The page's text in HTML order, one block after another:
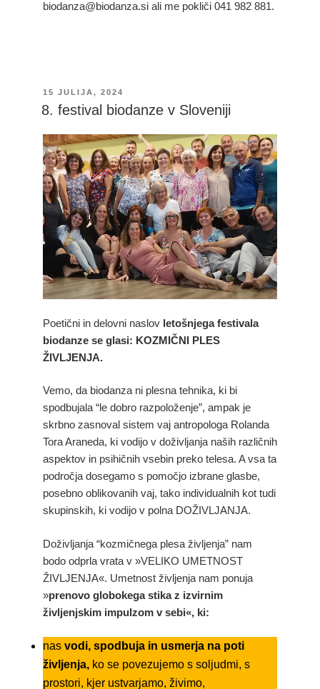
biodanza@biodanza.si ali me pokliči 041 982 881.
OBJAVLJENO
DNE
15 JULIJA, 2024
8. festival biodanze v Sloveniji
Poetični in delovni naslov letošnjega festivala
biodanze se glasi: KOZMIČNI PLES
ŽIVLJENJA.
Vemo, da biodanza ni plesna tehnika, ki bi
spodbujala “le dobro razpoloženje”, ampak je
skrbno zasnoval sistem vaj antropologa Rolanda
Tora Araneda, ki vodijo v doživljanja naših različnih
aspektov in psihičnih vsebin preko telesa. A vsa ta
področja dosegamo s pomočjo izbrane glasbe,
posebno oblikovanih vaj, tako individualnih kot tudi
skupinskih, ki vodijo v polna DOŽIVLJANJA.
Doživljanja “kozmičnega plesa življenja” nam
bodo odprla vrata v »VELIKO UMETNOST
ŽIVLJENJA«. Umetnost življenja nam ponuja
»prenovo globokega stika z izvirnim
življenjskim impulzom v sebi«, ki:
nas vodi, spodbuja in usmerja na poti
življenja, ko se povezujemo s soljudmi, s
prostori, kjer ustvarjamo, živimo,